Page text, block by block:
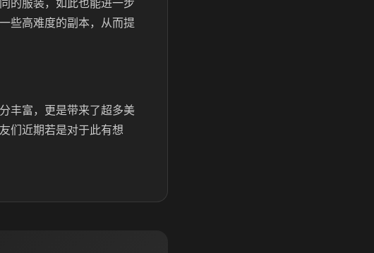
的服装，如此也能进一步
些高难度的副本，从而提
丰富，更是带来了超多美
们近期若是对于此有想